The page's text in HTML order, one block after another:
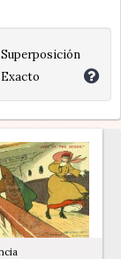
Superposición
Exacto